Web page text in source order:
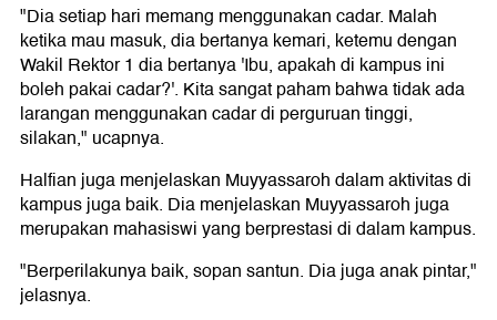
"Dia setiap hari memang menggunakan cadar. Malah
ketika mau masuk, dia bertanya kemari, ketemu dengan
Wakil Rektor 1 dia bertanya 'Ibu, apakah di kampus ini
boleh pakai cadar?'. Kita sangat paham bahwa tidak ada
larangan menggunakan cadar di perguruan tinggi,
silakan," ucapnya.
Halfian juga menjelaskan Muyyassaroh dalam aktivitas di
kampus juga baik. Dia menjelaskan Muyyassaroh juga
merupakan mahasiswi yang berprestasi di dalam kampus.
"Berperilakunya baik, sopan santun. Dia juga anak pintar,"
jelasnya.